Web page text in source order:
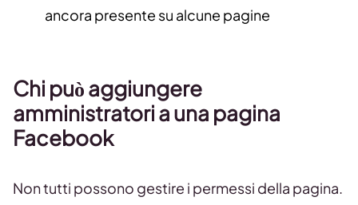
ancora presente su alcune pagine
Chi può aggiungere
amministratori a una pagina
Facebook
Non tutti possono gestire i permessi della pagina.